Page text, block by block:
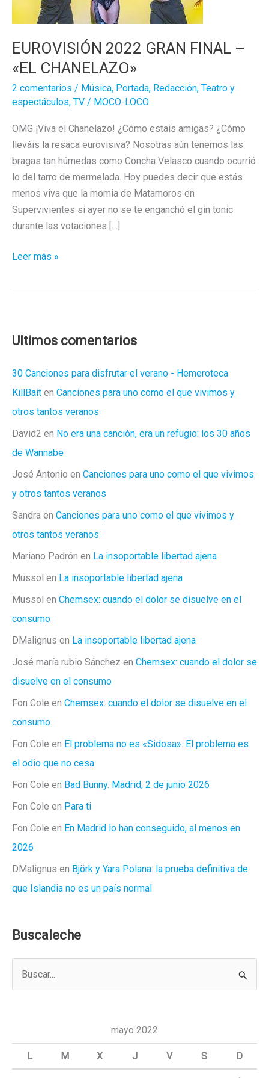
EUROVISIÓN 2022 GRAN FINAL –
«EL CHANELAZO»
2 comentarios / Música, Portada, Redacción, Teatro y
espectáculos, TV / MOCO-LOCO
OMG ¡Viva el Chanelazo! ¿Cómo estais amigas? ¿Cómo
lleváis la resaca eurovisiva? Nosotras aún tenemos las
bragas tan húmedas como Concha Velasco cuando ocurrió
lo del tarro de mermelada. Hoy puedes decir que estás
menos viva que la momia de Matamoros en
Supervivientes si ayer no se te enganchó el gin tonic
durante las votaciones […]
EUROVISIÓN
«EL
Leer más »
Ultimos comentarios
30 Canciones para disfrutar el verano - Hemeroteca
KillBait en Canciones para uno como el que vivimos y
otros tantos veranos
David2 en No era una canción, era un refugio: los 30 años
de Wannabe
José Antonio en Canciones para uno como el que vivimos
y otros tantos veranos
Sandra en Canciones para uno como el que vivimos y
otros tantos veranos
Mariano Padrón en La insoportable libertad ajena
Mussol en La insoportable libertad ajena
Mussol en Chemsex: cuando el dolor se disuelve en el
consumo
DMalignus en La insoportable libertad ajena
José maría rubio Sánchez en Chemsex: cuando el dolor se
disuelve en el consumo
Fon Cole en Chemsex: cuando el dolor se disuelve en el
consumo
Fon Cole en El problema no es «Sidosa». El problema es
el odio que no cesa.
Fon Cole en Bad Bunny. Madrid, 2 de junio 2026
Fon Cole en Para ti
Fon Cole en En Madrid lo han conseguido, al menos en
2026
DMalignus en Björk y Yara Polana: la prueba definitiva de
que Islandia no es un país normal
Buscaleche
a
mayo 2022
L M X J V S D